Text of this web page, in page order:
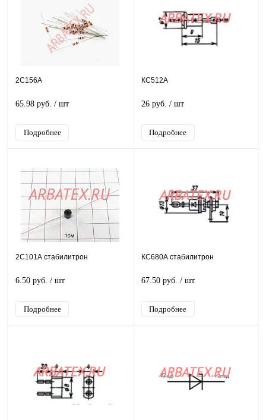
2С156А
65.98 руб. / шт
Подробнее
КС512А
26 руб. / шт
Подробнее
2С101А стабилитрон
6.50 руб. / шт
Подробнее
КС680А стабилитрон
67.50 руб. / шт
Подробнее